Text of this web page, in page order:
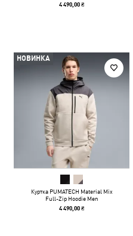
4 490,00 ₴
НОВИНКА
Куртка PUMATECH Material Mix
Full-Zip Hoodie Men
4 490,00 ₴